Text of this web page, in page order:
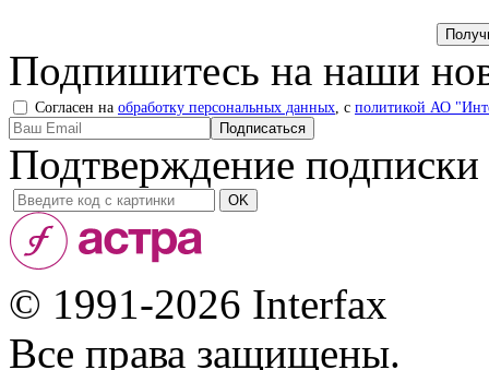
Подпишитесь на наши
Согласен на обработку персональных данных , с политикой АО
Подтверждение подписки
© 1991-2026 Interfax
Все права защищены.